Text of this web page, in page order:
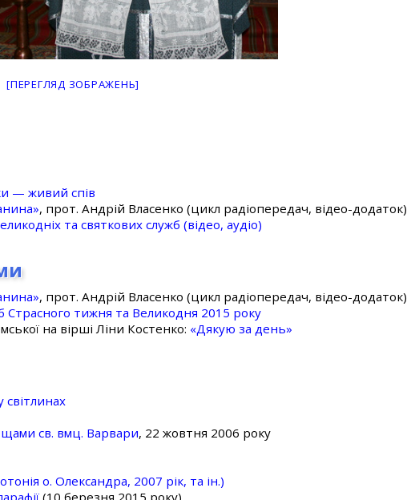
[ПЕРЕГЛЯД ЗОБРАЖЕНЬ]
— живий спів
, прот. Андрій Власенко (цикл радіопередач, відео-додаток)
та святкових служб (відео, аудіо)
, прот. Андрій Власенко (цикл радіопередач, відео-додаток)
Страсного тижня та Великодня 2015 року
на вірші Ліни Костенко: «Дякую за день»
світлинах
св. вмц. Варвари, 22 жовтня 2006 року
о. Олександра, 2007 рік, та ін.)
(10 березня 2015 року)